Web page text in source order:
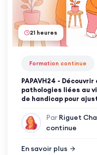
21 heures
Formation continue
PAPAVH24 -
pathologies liées au
de handicap pour
Par Riguet
continue
En savoir plus